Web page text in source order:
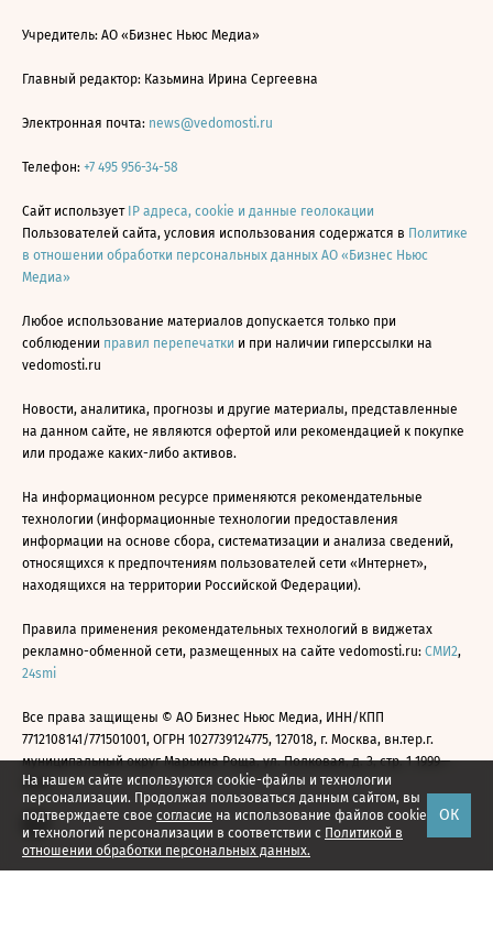
На нашем сайте используются cookie-файлы и технологии
персонализации. Продолжая пользоваться данным сайтом, вы
подтверждаете свое согласие на использование файлов cookie
и технологий персонализации в соответствии с Политикой в
отношении обработки персональных данных.
ОК
Учредитель: АО «Бизнес Ньюс Медиа»
Главный редактор: Казьмина Ирина Сергеевна
Электронная почта: news@vedomosti.ru
Телефон: +7 495 956-34-58
Сайт использует IP адреса, cookie и данные геолокации
Пользователей сайта, условия использования содержатся в Политике
в отношении обработки персональных данных АО «Бизнес Ньюс
Медиа»
Любое использование материалов допускается только при
соблюдении правил перепечатки и при наличии гиперссылки на
vedomosti.ru
Новости, аналитика, прогнозы и другие материалы, представленные
на данном сайте, не являются офертой или рекомендацией к покупке
или продаже каких-либо активов.
На информационном ресурсе применяются рекомендательные
технологии (информационные технологии предоставления
информации на основе сбора, систематизации и анализа сведений,
относящихся к предпочтениям пользователей сети «Интернет»,
находящихся на территории Российской Федерации).
Правила применения рекомендательных технологий в виджетах
рекламно-обменной сети, размещенных на сайте vedomosti.ru: СМИ2,
24smi
Все права защищены © АО Бизнес Ньюс Медиа, ИНН/КПП
7712108141/771501001, ОГРН 1027739124775, 127018, г. Москва, вн.тер.г.
муниципальный округ Марьина Роща, ул. Полковая, д. 3, стр. 1 1999—
2026